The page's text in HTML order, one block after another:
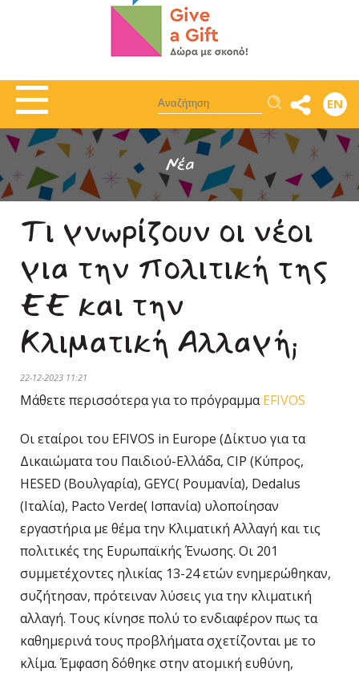
Αναζήτηση EN
Νέα
Τι γνωρίζουν οι νέοι
για την πολιτική της
ΕΕ και την
Κλιματική Αλλαγή;
22-12-2023 11:21
Μάθετε περισσότερα για το πρόγραμμαEFIVOS
Οι εταίροι του EFIVOS in Europe (Δίκτυο για τα
Δικαιώματα του Παιδιού-Ελλάδα, CIP (Κύπρος,
HESED (Βουλγαρία), GEYC( Ρουμανία), Dedalus
(Ιταλία), Pacto Verde( Ισπανία) υλοποίησαν
εργαστήρια με θέμα την Κλιματική Αλλαγή και τις
πολιτικές της Ευρωπαϊκής Ένωσης. Οι 201
συμμετέχοντες ηλικίας 13-24 ετών ενημερώθηκαν,
συζήτησαν, πρότειναν λύσεις για την κλιματική
αλλαγή. Τους κίνησε πολύ το ενδιαφέρον πως τα
καθημερινά τους προβλήματα σχετίζονται με το
κλίμα. Έμφαση δόθηκε στην ατομική ευθύνη,